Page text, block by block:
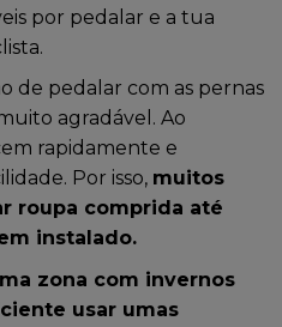
por pedalar e a tua
de pedalar com as pernas
agradável. Ao
rapidamente e
Por isso, muitos
roupa comprida até
instalado.
zona com invernos
usar umas